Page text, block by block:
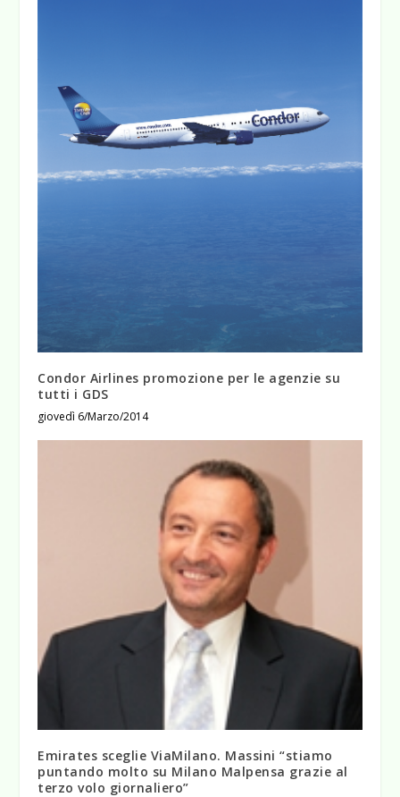
Condor Airlines promozione per le agenzie su
tutti i GDS
giovedì 6/Marzo/2014
Emirates sceglie ViaMilano. Massini “stiamo
puntando molto su Milano Malpensa grazie al
terzo volo giornaliero”